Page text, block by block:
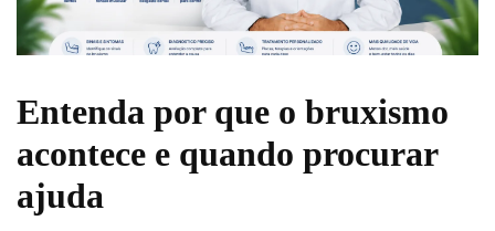
Entenda por que o bruxismo
acontece e quando procurar
ajuda